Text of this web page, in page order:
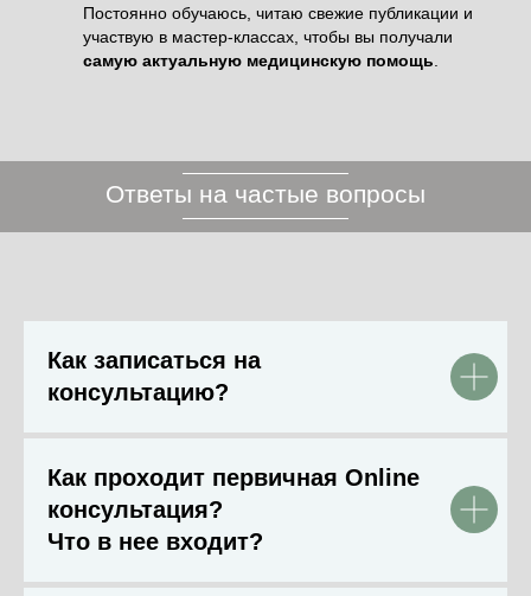
Постоянно обучаюсь, читаю свежие публикации и
участвую в мастер-классах, чтобы вы получали
самую актуальную медицинскую помощь
Ответы на частые вопросы
Как записаться на
консультацию?
Как проходит первичная Online
консультация?
Что в нее входит?